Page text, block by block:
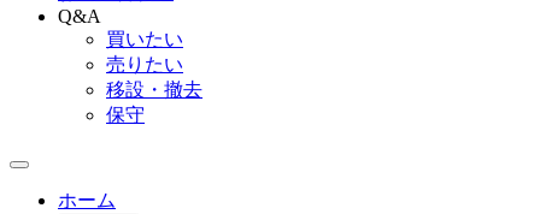
Q&A
買いたい
売りたい
移設・撤去
保守
ホーム